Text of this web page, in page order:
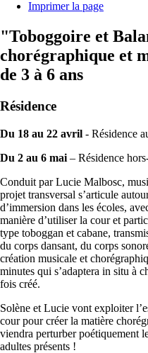
Imprimer la page
"Toboggoire et
chorégraphique et
de 3 à 6 ans
Résidence
Du 18 au 22 avril - Résidence
Du 2 au 6 mai – Résidence
Conduit par Lucie Malbosc,
projet transversal s’articule
d’immersion dans les écoles,
manière d’utiliser la cour et
type toboggan et cabane,
du corps dansant, du corps
création musicale et
minutes qui s’adaptera in situ à
fois créé.
Solène et Lucie vont exploiter
cour pour créer la matière
viendra perturber poétiquement
adultes présents !